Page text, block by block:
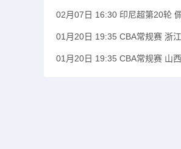
02月07日 16:30 印尼超第20轮
01月20日 19:35 CBA常规赛 浙
01月20日 19:35 CBA常规赛 山